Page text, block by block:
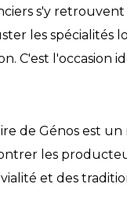
s'y
les spécialités
C'est l'occasion
de Génos est
les
et des